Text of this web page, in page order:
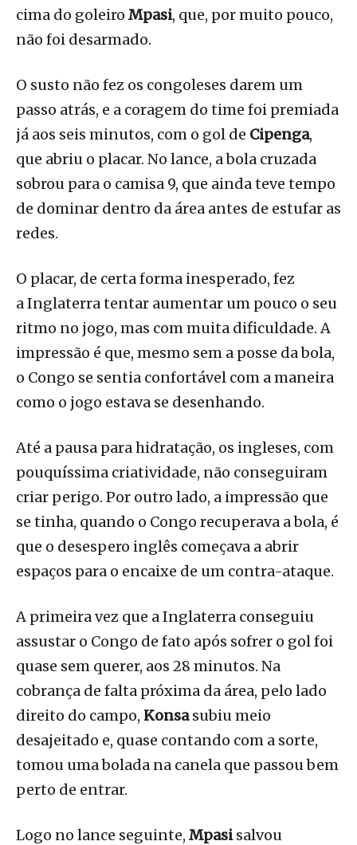
cima do goleiro Mpasi, que, por muito pouco,
não foi desarmado.
O susto não fez os congoleses darem um
passo atrás, e a coragem do time foi premiada
já aos seis minutos, com o gol de Cipenga,
que abriu o placar. No lance, a bola cruzada
sobrou para o camisa 9, que ainda teve tempo
de dominar dentro da área antes de estufar as
redes.
O placar, de certa forma inesperado, fez
a Inglaterra tentar aumentar um pouco o seu
ritmo no jogo, mas com muita dificuldade. A
impressão é que, mesmo sem a posse da bola,
o Congo se sentia confortável com a maneira
como o jogo estava se desenhando.
Até a pausa para hidratação, os ingleses, com
pouquíssima criatividade, não conseguiram
criar perigo. Por outro lado, a impressão que
se tinha, quando o Congo recuperava a bola, é
que o desespero inglês começava a abrir
espaços para o encaixe de um contra-ataque.
A primeira vez que a Inglaterra conseguiu
assustar o Congo de fato após sofrer o gol foi
quase sem querer, aos 28 minutos. Na
cobrança de falta próxima da área, pelo lado
direito do campo, Konsasubiu meio
desajeitado e, quase contando com a sorte,
tomou uma bolada na canela que passou bem
perto de entrar.
Logo no lance seguinte, Mpasisalvou